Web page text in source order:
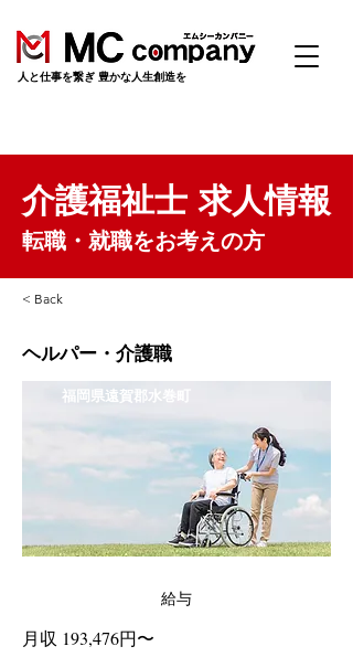
​人と仕事を繋ぎ 豊かな人生創造を
介護福祉士 求人情報
転職・就職をお考えの方
< Back
ヘルパー・介護職
福岡県遠賀郡水巻町
給与
月収 193,476円〜